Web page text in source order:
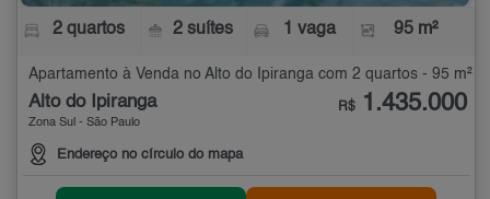
2 quartos 2 suítes 1 vaga 95 m²
Apartamento à Venda no Alto do Ipiranga com 2 quartos - 95 m²
Alto do Ipiranga
Zona Sul - São Paulo
Endereço no círculo do mapa
R$ 1.435.000